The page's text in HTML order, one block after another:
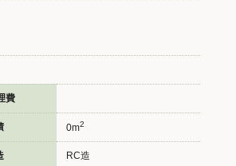
費
0m2
RC造